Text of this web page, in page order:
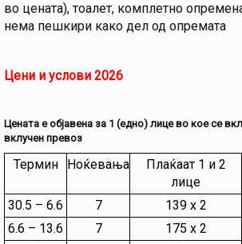
во цената), тоалет, комплетно
нема пешкири како дел од опремата
Цени и услови 2026
Цената е објавена за 1 (едно) лице во кое се
вклучен превоз
Термин Ноќевања
Плаќаат 1 и 2
лице
30.5 – 6.6
7 139 х 2
6.6 – 13.6
7 175 х 2